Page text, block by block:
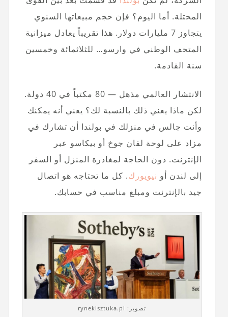
المحتلة. أما اليوم؟ فإن حجم مبيعاتها السنوي
يتجاوز 7 مليارات دولار. هذا تقريباً يعادل ميزانية
المتحف الوطني في وارسو… للثلاثمائة وخمسين
سنة القادمة.
الانتشار العالمي مذهل — 80 مكتباً في 40 دولة.
لكن ماذا يعني ذلك بالنسبة لك؟ يعني أنه يمكنك
وأنت جالس في منزلك في بولندا أن تشارك في
مزاد على لوحة لفان جوخ أو بيكاسو عبر
الإنترنت. دون الحاجة لمغادرة المنزل أو السفر
إلى لندن أو نيويورك. كل ما تحتاجه هو اتصال
جيد بالإنترنت ومبلغ مناسب في حسابك.
تصوير: rynekisztuka.pl